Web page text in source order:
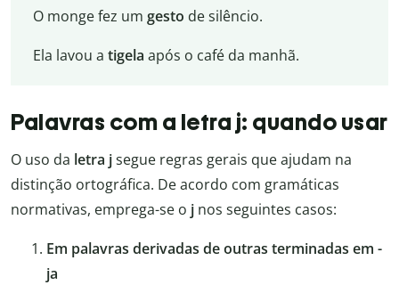
O monge fez um gesto de silêncio.
Ela lavou a tigela após o café da manhã.
Palavras com a letra j: quando usar
O uso da letra jsegue regras gerais que ajudam na
distinção ortográfica. De acordo com gramáticas
normativas, emprega-se o j nos seguintes casos:
Em palavras derivadas de outras terminadas em -
ja